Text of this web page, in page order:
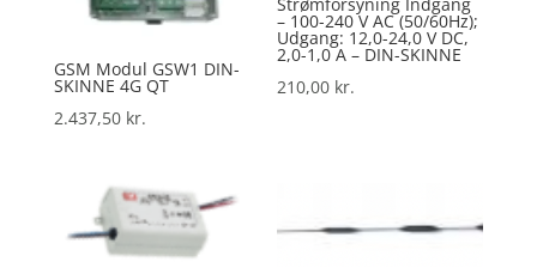
GSM Modul GSW1 DIN-
SKINNE 4G QT
2.437,50 kr.
– 100-240 V AC (50/60Hz);
Udgang: 12,0-24,0 V DC,
2,0-1,0 A – DIN-SKINNE
210,00 kr.